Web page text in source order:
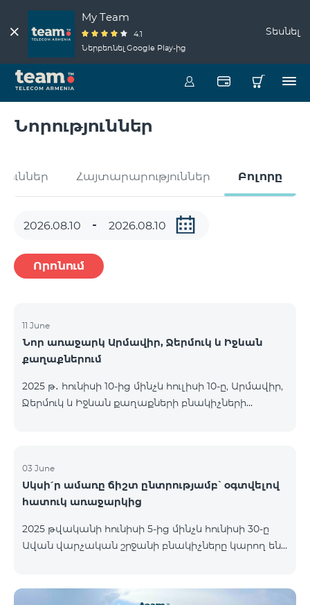
My Team
4.1
Ներբեռնել Google Play-ից
Տեսնել
Նորություններ
Հայտարարություններ Բոլորը
Որոնում
11 June
Նոր առաջարկ Արմավիր, Ջերմուկ և Իջևան
քաղաքներում
2025 թ․ հունիսի 10-ից մինչև հուլիսի 10-ը, Արմավիր,
Ջերմուկ և Իջևան քաղաքների բնակիչների
9900 Regional Ակցիայի շրջանակում
առաջարկվում է 50% զեղչ առաջին 6 ամիսների
համար, 12 ամիս բաժանորդագրության դեպքում։
ներառումներին մանրամասն ծանոթանալու
համար կարող եք անցնել հետևյալ հղմամբ՝
է մինչև 1
03 June
Սկսի՛ր ամառը ճիշտ ընտրությամբ՝ օգտվելով
հատուկ առաջարկից
2025 թվականի հունիսի 5-ից մինչև հունիսի 30-ը
Ավան վարչական շրջանի բնակիչները կարող են
Ակցիայի շրջանակում ԿՈՍՄՈ 4 12500 և ԿՈՍՄՈ 4